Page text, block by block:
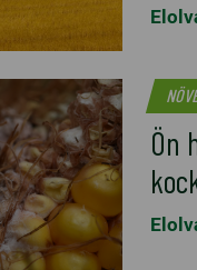
Ön